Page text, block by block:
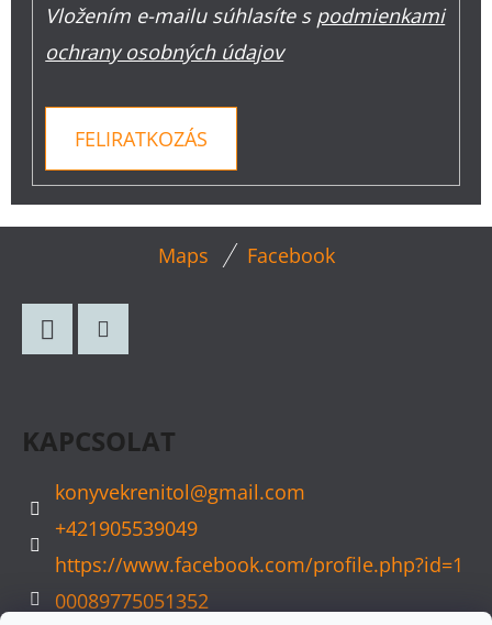
Vložením e-mailu súhlasíte s podmienkami
ochrany osobných údajov
FELIRATKOZÁS
Maps Facebook
KAPCSOLAT
konyvekrenitol@gmail.com
+421905539049
https://www.facebook.com/profile.php?id=1
00089775051352